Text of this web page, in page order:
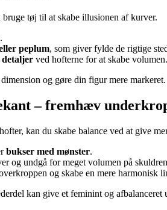
tøj til at skabe illusionen af kurver.
peplum, som giver fylde de rigtige
detaljer ved hofterne for at skabe volumen.
og gøre din figur mere markeret.
– fremhæv
kan du skabe balance ved at give
bukser med mønster.
og undgå for meget volumen på
og skabe en mere harmonisk
kan give et feminint og afbalanceret